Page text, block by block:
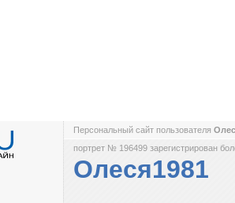
Персональный сайт пользователя
портрет № 196499 зарегистрирован
Олеся1981